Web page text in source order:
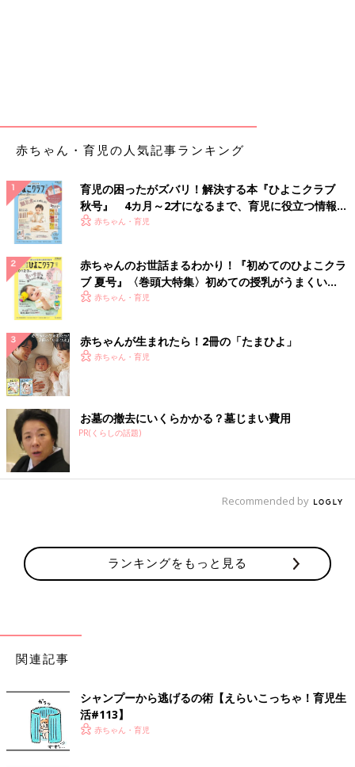
赤ちゃん・育児の人気記事ランキング
育児の困ったがズバリ！解決する本『ひよこクラブ
秋号』 4カ月～2才になるまで、育児に役立つ情報が
いっぱい！
赤ちゃん・育児
赤ちゃんのお世話まるわかり！『初めてのひよこクラ
ブ 夏号』〈巻頭大特集〉初めての授乳がうまくい
く！ おっぱい・ミルクの基本と夏のトラブル 解決テ
赤ちゃん・育児
赤ちゃんが生まれたら！2冊の「たまひよ」
赤ちゃん・育児
お墓の撤去にいくらかかる？墓じまい費用
PR(くらしの話題)
Recommended by
ランキングをもっと見る
関連記事
シャンプーから逃げるの術【えらいこっちゃ！育児生
活#113】
赤ちゃん・育児